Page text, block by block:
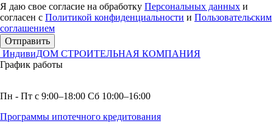
Я даю свое согласие на обработку Персональных данных и
согласен с Политикой конфиденциальности и Пользовательским
соглашением
Отправить
ИндивиДОМ СТРОИТЕЛЬНАЯ КОМПАНИЯ
График работы
Пн - Пт с 9:00–18:00 Сб 10:00–16:00
Программы ипотечного кредитования